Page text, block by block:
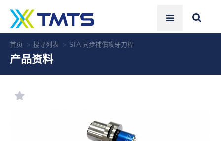
首页 搜寻列表 STA 同步補償攻牙刀桿
产品资料